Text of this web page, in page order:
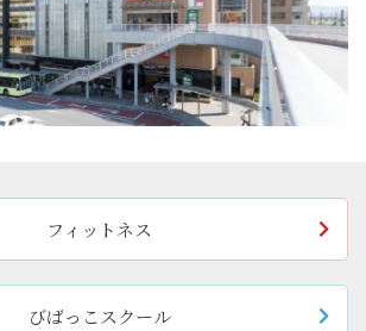
フィットネス
びばっこスクール